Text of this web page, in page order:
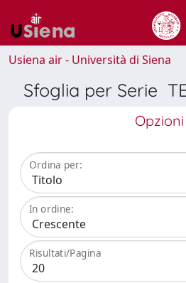
Usiena air - Università di Siena
Sfoglia per Serie
Opzioni
Ordina per:
In ordine:
Risultati/Pagina